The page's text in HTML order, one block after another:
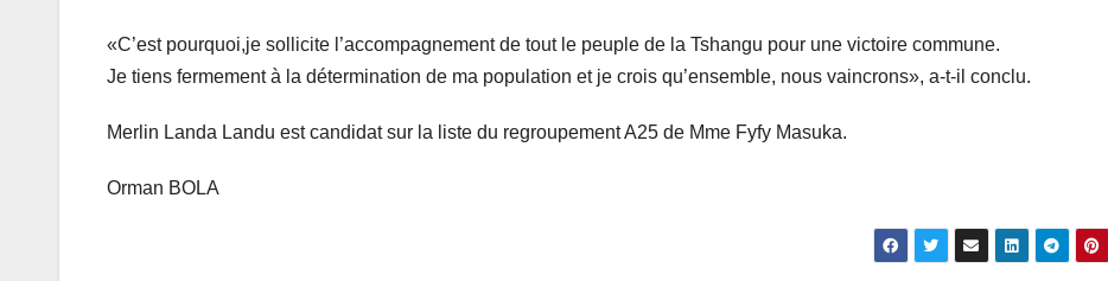
«C’est pourquoi,je sollicite l’accompagnement de tout le peuple de la Tshangu pour une victoire commune.
Je tiens fermement à la détermination de ma population et je crois qu’ensemble, nous vaincrons», a-t-il conclu.
Merlin Landa Landu est candidat sur la liste du regroupement A25 de Mme Fyfy Masuka.
Orman BOLA